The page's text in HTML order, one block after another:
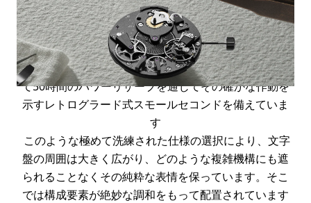
ドセコンド 7037
「トラディション レトログラードセコンド 7037」は、
シンプルな外観ながら、個性を主張します。ホワイト
ゴールドによる38mmケース、時針と分針の2本、そし
て50時間のパワーリザーブを通じてその確かな作動を
示すレトログラード式スモールセコンドを備えていま
す
このような極めて洗練された仕様の選択により、文字
盤の周囲は大きく広がり、どのような複雑機構にも遮
られることなくその純粋な表情を保っています。そこ
では構成要素が絶妙な調和をもって配置されています